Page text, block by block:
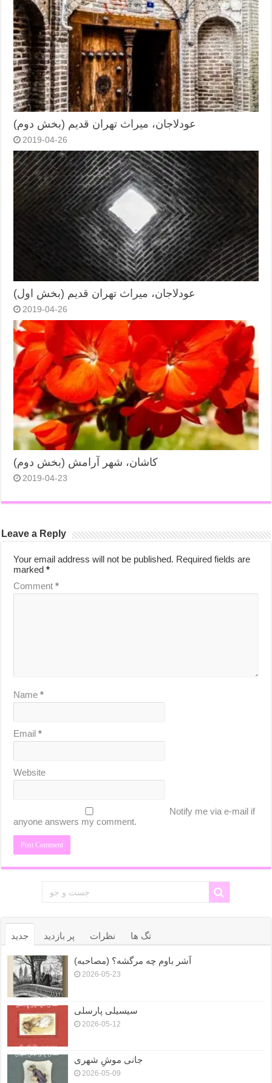
عودلاجان، میراث تهران قدیم (بخش دوم)
2019-04-26
عودلاجان، میراث تهران قدیم (بخش اول)
2019-04-26
کاشان، شهر آرامش (بخش دوم)
2019-04-23
Leave a Reply
Your email address will not be published. Required fields are
marked*
Comment*
Name*
Email*
Website
Notify me via e-mail if
anyone answers my comment.
جدید پر بازدید نظرات تگ ها
آشر باوم چه مرگشه؟ (مصاحبه)
2026-05-23
سیسیلی پارسلی
2026-05-12
جانی موشِ شهری
2026-05-09